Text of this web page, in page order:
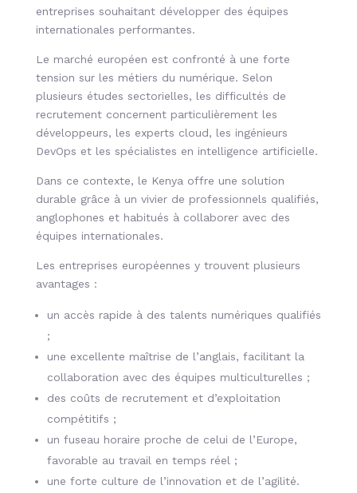
entreprises souhaitant développer des équipes
internationales performantes.
Le marché européen est confronté à une forte
tension sur les métiers du numérique. Selon
plusieurs études sectorielles, les difficultés de
recrutement concernent particulièrement les
développeurs, les experts cloud, les ingénieurs
DevOps et les spécialistes en intelligence artificielle.
Dans ce contexte, le Kenya offre une solution
durable grâce à un vivier de professionnels qualifiés,
anglophones et habitués à collaborer avec des
équipes internationales.
Les entreprises européennes y trouvent plusieurs
avantages :
un accès rapide à des talents numériques qualifiés
;
une excellente maîtrise de l’anglais, facilitant la
collaboration avec des équipes multiculturelles ;
des coûts de recrutement et d’exploitation
compétitifs ;
un fuseau horaire proche de celui de l’Europe,
favorable au travail en temps réel ;
une forte culture de l’innovation et de l’agilité.